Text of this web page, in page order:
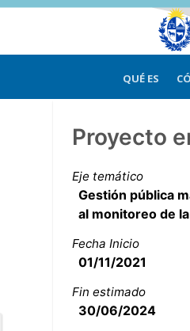
QUÉ ES
Proyecto
Eje temático
Gestión pública
al monitoreo de
Fecha Inicio
01/11/2021
Fin estimado
30/06/2024